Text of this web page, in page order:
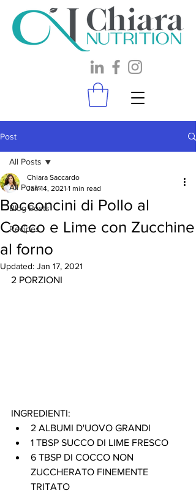
Post
All Posts
Blog Posts
Recipes
All Posts
Bocconcini di Pollo al
Cocco e Lime con Zucchine
al forno
Chiara Saccardo
Jan 14, 2021 1 min read
Updated: Jan 17, 2021
2 PORZIONI
INGREDIENTI:
2 ALBUMI D'UOVO GRANDI
1 TBSP SUCCO DI LIME FRESCO
6 TBSP DI COCCO NON
ZUCCHERATO FINEMENTE
TRITATO